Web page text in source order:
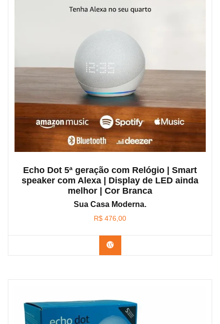
Echo Dot 5ª geração com Relógio | Smart
speaker com Alexa | Display de LED ainda
melhor | Cor Branca
Sua Casa Moderna.
R$ 476,00
Confira na Amazon